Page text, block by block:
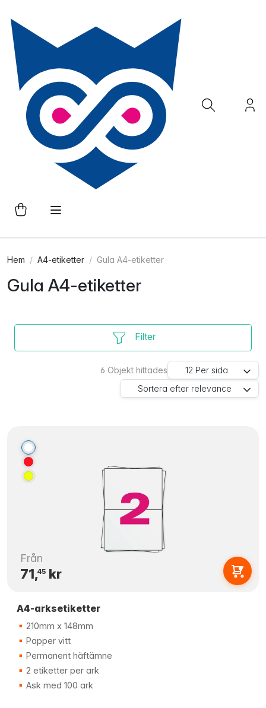
Hem A4-etiketter Gula A4-etiketter
Gula A4-etiketter
Filter
6 Objekt hittades 12 Per sida
Sortera efter relevance
Från
71,45kr
A4-arksetiketter
210mm x 148mm
Papper vitt
Permanent häftämne
2 etiketter per ark
Ask med 100 ark